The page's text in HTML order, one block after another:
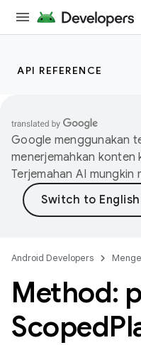
API REFERENCE
Google menggunakan
menerjemahkan konten
Terjemahan AI mungkin
Android Developers
Method:
Scoped